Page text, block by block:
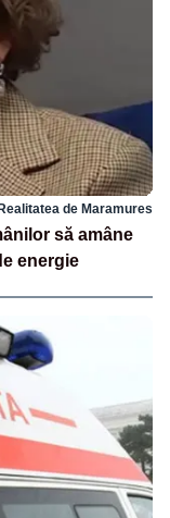
Realitatea de Maramures
să amâne
energie